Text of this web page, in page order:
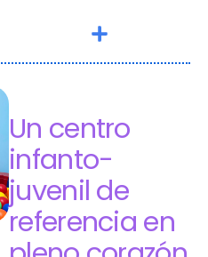
Un centro
infanto-
juvenil de
referencia en